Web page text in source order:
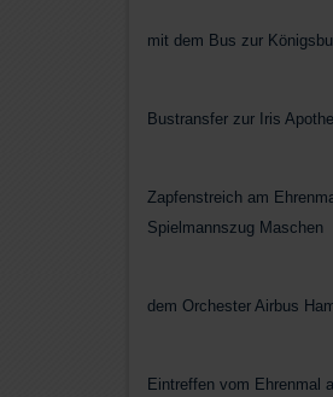
17.40
mit dem Bus zur
20.30
Bustransfer zur Iris
21.00
Zapfenstreich am
Spielmannszug Maschen
dem Orchester Airbus
Eintreffen vom Ehrenmal